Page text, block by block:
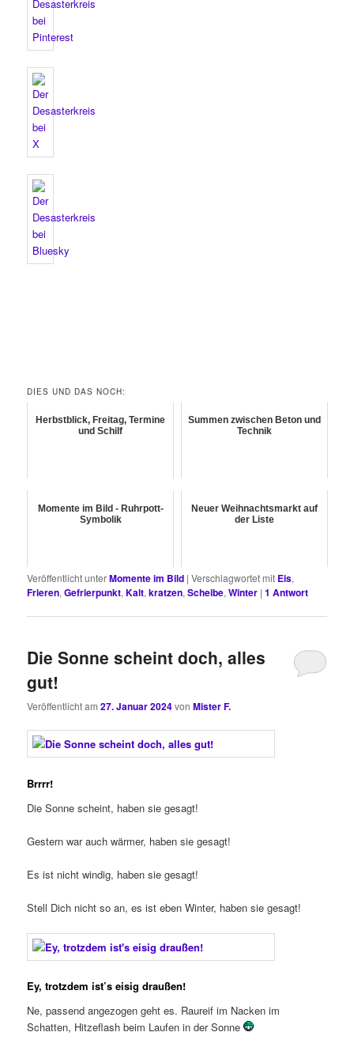
DIES UND DAS NOCH:
Herbstblick, Freitag, Termine
und Schilf
Summen zwischen Beton und
Technik
Momente im Bild - Ruhrpott-
Symbolik
Neuer Weihnachtsmarkt auf
der Liste
Veröffentlicht unterMomente im Bild |Verschlagwortet mit Eis,
Frieren,Gefrierpunkt,Kalt,kratzen,Scheibe,Winter |1 Antwort
Die Sonne scheint doch, alles
gut!
Veröffentlicht am27. Januar 2024vonMister F.
Brrrr!
Die Sonne scheint, haben sie gesagt!
Gestern war auch wärmer, haben sie gesagt!
Es ist nicht windig, haben sie gesagt!
Stell Dich nicht so an, es ist eben Winter, haben sie gesagt!
Ey, trotzdem ist’s eisig draußen!
Ne, passend angezogen geht es. Raureif im Nacken im
Schatten, Hitzeflash beim Laufen in der Sonne